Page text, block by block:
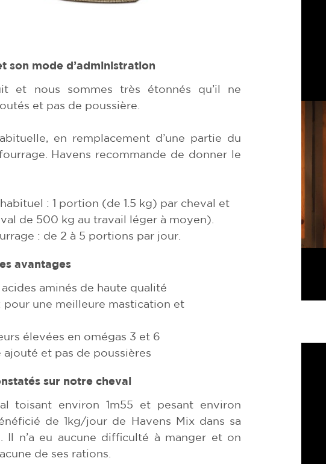
son mode d’administration
et nous sommes très étonnés qu’il ne
et pas de poussière.
en remplacement d’une partie du
Havens recommande de donner le
: 1 portion (de 1.5 kg) par cheval et
de 500 kg au travail léger à moyen).
: de 2 à 5 portions par jour.
avantages
aminés de haute qualité
une meilleure mastication et
élevées en omégas 3 et 6
ajouté et pas de poussières
sur notre cheval
toisant environ 1m55 et pesant environ
de 1kg/jour de Havens Mix dans sa
Il n’a eu aucune difficulté à manger et on
de ses rations.